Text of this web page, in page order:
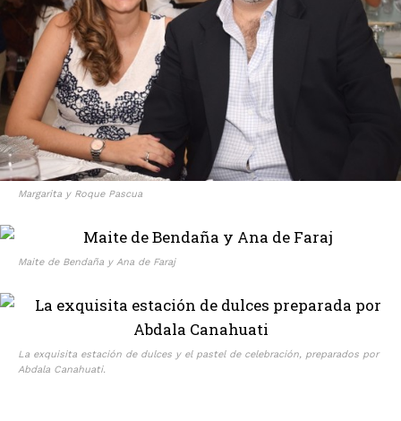
Margarita y Roque Pascua
Maite de Bendaña y Ana de Faraj
La exquisita estación de dulces y el pastel de celebración, preparados por
Abdala Canahuati.